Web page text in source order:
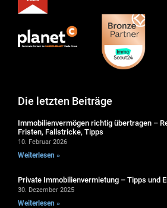
Die letzten Beiträge
Immobilienvermögen richtig übertragen –
Fristen, Fallstricke, Tipps
10. Februar 2026
Weiterlesen »
Private Immobilienvermietung – Tipps und
30. Dezember 2025
Weiterlesen »